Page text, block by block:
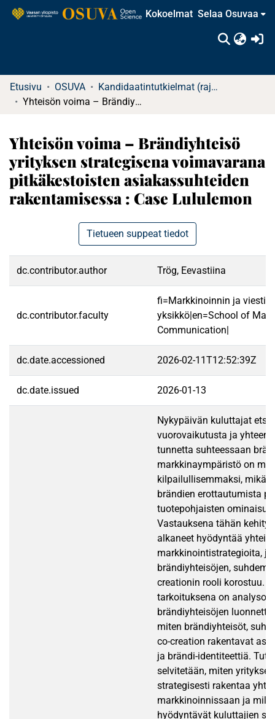
Kokoelmat Selaa Osuvaa
Etusivu OSUVA
Kandidaatintutkielmat (rajattu saatavuus)
Yhteisön voima – Brändiyhteisö yrityksen strategisena voimavarana pitkäkestoisten asiakassuhteiden rakentamisessa : Case Lululemon
Yhteisön voima – Brändiyhteisö
yrityksen strategisena voimavarana
pitkäkestoisten asiakassuhteiden
rakentamisessa : Case Lululemon
Tietueen suppeat tiedot
dc.contributor.author Trög, Eevastiina
dc.contributor.faculty
fi=Markkinoinnin ja
yksikkö|en=School of
Communication|
dc.date.accessioned 2026-02-11T12:52:39Z
dc.date.issued 2026-01-13
Nykypäivän kuluttajat
vuorovaikutusta ja
tunnetta suhteessaan
markkinaympäristö on
kilpailullisemmaksi, mikä
brändien erottautumista
tuotepohjaisten
Vastauksena tähän
alkaneet hyödyntää
markkinointistrategioita,
brändiyhteisöjen,
creationin rooli korostuu.
tarkoituksena on
brändiyhteisöjen
miten brändiyhteisöt,
co-creation rakentavat
ja brändi-identiteettiä.
selvitetään, miten yritykset
strategisesti rakentaa
markkinoinnissaan ja
hyödyntävät kuluttajien